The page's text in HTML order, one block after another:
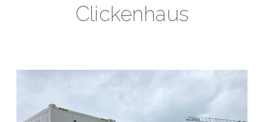
Clickenhaus